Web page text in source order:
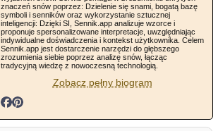
znaczeń snów poprzez: Dzielenie się snami, bogatą bazę
symboli i senników oraz wykorzystanie sztucznej
inteligencji: Dzięki SI, Sennik.app analizuje wzorce i
proponuje spersonalizowane interpretacje, uwzględniając
indywidualne doświadczenia i kontekst użytkownika. Celem
Sennik.app jest dostarczenie narzędzi do głębszego
zrozumienia siebie poprzez analizę snów, łącząc
tradycyjną wiedzę z nowoczesną technologią.
Zobacz pełny biogram